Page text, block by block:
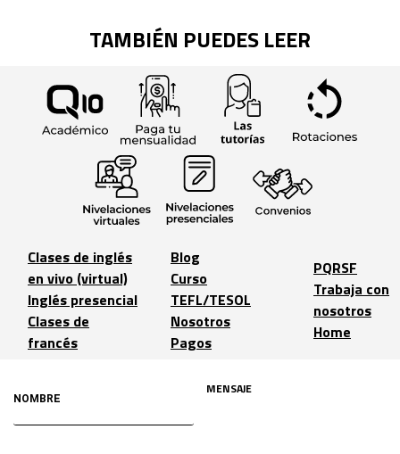
TAMBIÉN PUEDES LEER
Clases de inglés
en vivo (virtual)
Inglés presencial
Clases de
francés
Blog
Curso
TEFL/TESOL
Nosotros
Pagos
PQRSF
Trabaja con
nosotros
Home